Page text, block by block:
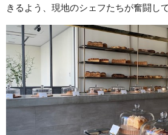
きるよう、現地のシェフたちが奮闘し